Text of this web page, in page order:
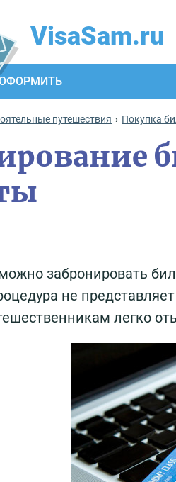
VisaSam.ru
путешествия Покупка
забронировать
не
легко